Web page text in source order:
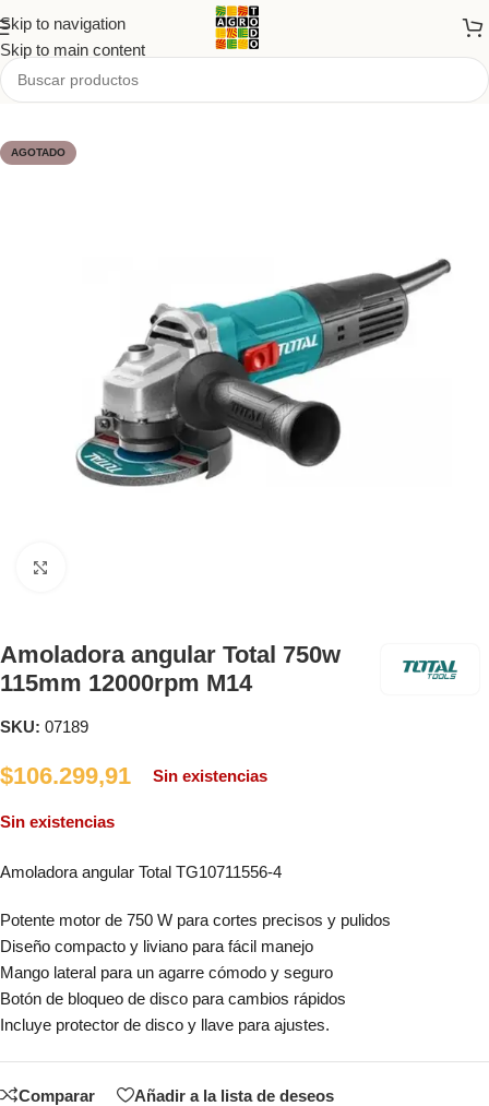
Skip to navigation
Skip to main content
Tienda
AGOTADO
Amoladora angular Total 750w
115mm 12000rpm M14
SKU: 07189
$106.299,91 Sin existencias
Sin existencias
Amoladora angular Total TG10711556-4
Potente motor de 750 W para cortes precisos y pulidos
Diseño compacto y liviano para fácil manejo
Mango lateral para un agarre cómodo y seguro
Botón de bloqueo de disco para cambios rápidos
Incluye protector de disco y llave para ajustes.
Comparar Añadir a la lista de deseos